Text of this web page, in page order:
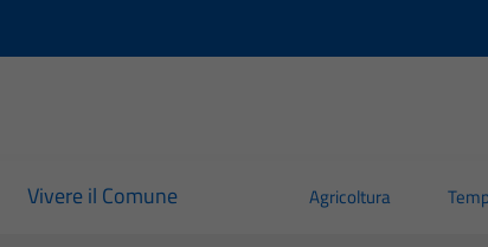
Vivere il Comune Agricoltura